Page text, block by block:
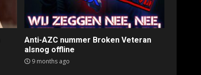
Anti-AZC nummer Broken Veteran
alsnog offline
9 months ago